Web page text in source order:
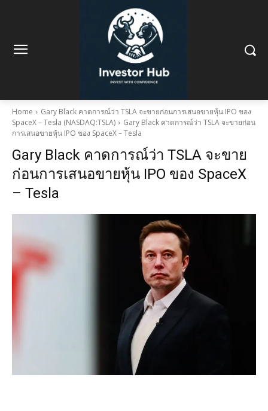
Home
Gary Black คาดการณ์ว่า TSLA จะขายก่อนการเสนอขายหุ้น IPO ของ
SpaceX – Tesla (NASDAQ:TSLA)
Gary Black คาดการณ์ว่า TSLA จะขายก่อน
การเสนอขายหุ้น IPO ของ SpaceX – Tesla
Gary Black คาดการณ์ว่า TSLA จะขาย
ก่อนการเสนอขายหุ้น IPO ของ SpaceX
– Tesla